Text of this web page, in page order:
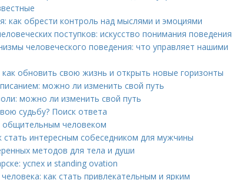
как обрести контроль над мыслями и эмоциями
поступков: искусство понимания поведения
человеческого поведения: что управляет нашими
как обновить свою жизнь и открыть новые горизонты
можно ли изменить свой путь
можно ли изменить свой путь
судьбу? Поиск ответа
общительным человеком
интересным собеседником для мужчины
методов для тела и души
успех и standing ovation
как стать привлекательным и ярким